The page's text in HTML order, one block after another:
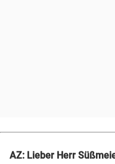
AZ: Lieber Herr